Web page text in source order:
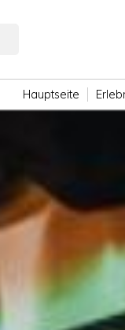
Hauptseite